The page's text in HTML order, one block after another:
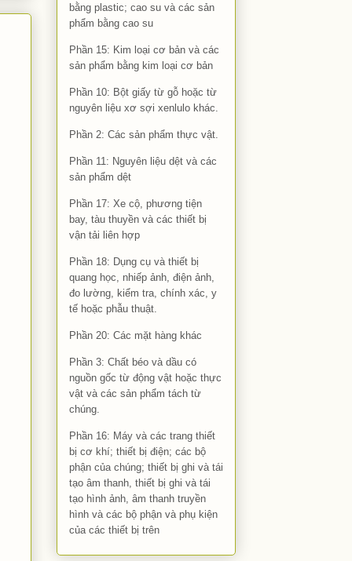
bằng plastic; cao su và các sản
phẩm bằng cao su
Phần 15: Kim loại cơ bản và các
sản phẩm bằng kim loại cơ bản
Phần 10: Bột giấy từ gỗ hoặc từ
nguyên liệu xơ sợi xenlulo khác.
Phần 2: Các sản phẩm thực vật.
Phần 11: Nguyên liệu dệt và các
sản phẩm dệt
Phần 17: Xe cộ, phương tiện
bay, tàu thuyền và các thiết bị
vận tải liên hợp
Phần 18: Dụng cụ và thiết bị
quang học, nhiếp ảnh, điện ảnh,
đo lường, kiểm tra, chính xác, y
tế hoặc phẫu thuật.
Phần 20: Các mặt hàng khác
Phần 3: Chất béo và dầu có
nguồn gốc từ động vật hoặc thực
vật và các sản phẩm tách từ
chúng.
Phần 16: Máy và các trang thiết
bị cơ khí; thiết bị điện; các bộ
phận của chúng; thiết bị ghi và tái
tạo âm thanh, thiết bị ghi và tái
tạo hình ảnh, âm thanh truyền
hình và các bộ phận và phụ kiện
của các thiết bị trên